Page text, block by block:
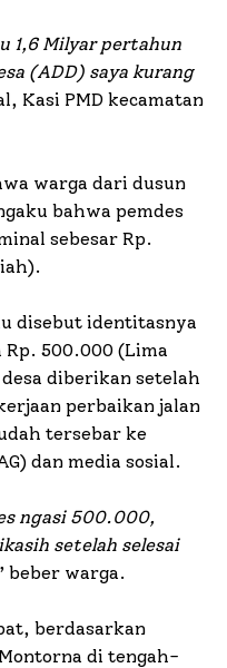
1,6 Milyar pertahun
(ADD) saya kurang
Kasi PMD kecamatan
warga dari dusun
bahwa pemdes
sebesar Rp.
disebut identitasnya
Rp. 500.000 (Lima
diberikan setelah
perbaikan jalan
tersebar ke
dan media sosial.
ngasi 500.000,
setelah selesai
beber warga.
berdasarkan
di tengah-